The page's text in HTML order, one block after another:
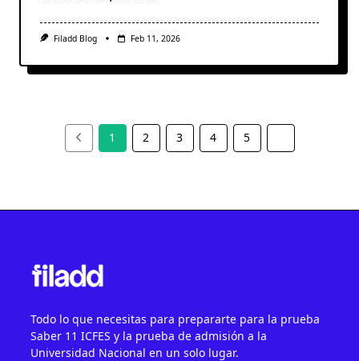
Filadd Blog Feb 11, 2026
1 2 3 4 5
Todo lo que necesitas para prepararte para la prueba
Saber 11 ICFES y la prueba de admisión a la
Universidad Nacional en un solo lugar.